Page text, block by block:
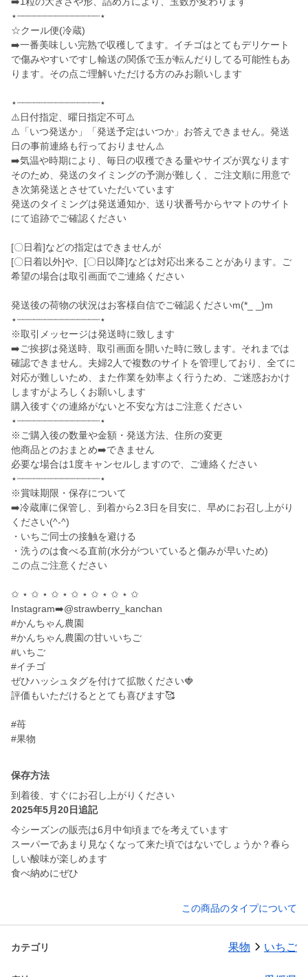
⋆┈┈┈┈┈┈┈┈┈┈┈┈┈┈┈⋆
☆クール便(冷蔵)
➡️一番美味しい完熟で収穫してます。イチゴはとてもデリケート
で傷みやすいですし輸送の関係で玉が転んだりしてる可能性もあ
ります。その点ご理解いただける方のみお願いします
⋆┈┈┈┈┈┈┈┈┈┈┈┈┈┈┈⋆
⚠️日付指定、曜日指定不可⚠️
⚠️「いつ発送か」「発送予定はいつか」お答えできません。発送
日の事前連絡も行っておりません⚠️
➡️気温や時期により、毎日の収穫できる量やサイズが異なります
そのため、発送のタイミングの予測が難しく、ご注文順に用意で
き次第発送とさせていただいています
発送のタイミングは発送通知か、送り状番号からヤマトのサイト
にて追跡でご確認ください
[〇日着]などの指定はできませんが
[〇日着以外]や、[〇日以降]などは対応出来ることがあります。ご
希望の場合は取引画面でご連絡ください
発送後の荷物の状況はお客様自信でご確認くださいm(*_ _)m
⋆┈┈┈┈┈┈┈┈┈┈┈┈┈┈┈⋆
※取引メッセージは発送時に致します
➡️ご挨拶は発送時、取引画面を開いた時に致します。それまでは
確認できません。夫婦2人で複数のサイトを管理しており、全てに
対応が難しいため、また作業を効率よく行うため、ご迷惑おかけ
しますがよろしくお願いします
購入後すぐの連絡がないと不安な方はご注意ください
⋆┈┈┈┈┈┈┈┈┈┈┈┈┈┈┈⋆
※ご購入後の数量や金額・発送方法、住所の変更
他商品とのおまとめ➡️できません
必要な場合は1度キャンセルしますので、ご連絡ください
⋆┈┈┈┈┈┈┈┈┈┈┈┈┈┈┈⋆
※賞味期限・保存について
➡️冷蔵庫に保管し、到着から2.3日を目安に、早めにお召し上がり
ください(^-^)
・いちご同士の接触を避ける
・洗うのは食べる直前(水分がついていると傷みが早いため)
この点ご注意ください
✩ ⋆ ✩ ⋆ ✩ ⋆ ✩ ⋆ ✩ ⋆ ✩ ⋆ ✩
Instagram➡️@strawberry_kanchan
#かんちゃん農園
#かんちゃん農園の甘いいちご
#いちご
#イチゴ
ぜひハッシュタグを付けて拡散ください🍓
評価もいただけるととても喜びます🥰
#苺
#果物
保存方法
到着後、すぐにお召し上がりください
2025年5月20日追記
今シーズンの販売は6月中旬頃までを考えています
スーパーであまり見なくなって来た頃ではないでしょうか？春ら
しい酸味が楽しめます
食べ納めにぜひ
この商品のタイプについて
カテゴリ 果物 いちご